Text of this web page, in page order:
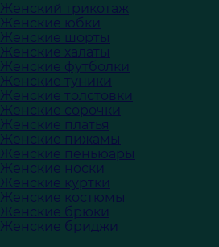
Женский трикотаж
Женские юбки
Женские шорты
Женские халаты
Женские футболки
Женские туники
Женские толстовки
Женские сорочки
Женские платья
Женские пижамы
Женские пеньюары
Женские носки
Женские куртки
Женские костюмы
Женские брюки
Женские бриджи